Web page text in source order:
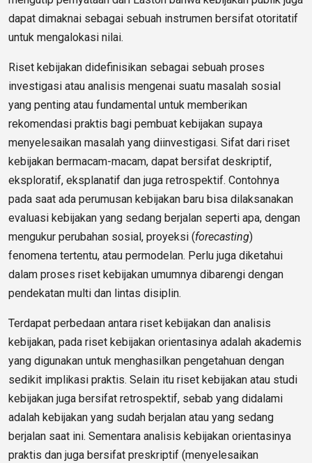
dapat dimaknai sebagai sebuah instrumen bersifat otoritatif
untuk mengalokasi nilai.
Riset kebijakan didefinisikan sebagai sebuah proses
investigasi atau analisis mengenai suatu masalah sosial
yang penting atau fundamental untuk memberikan
rekomendasi praktis bagi pembuat kebijakan supaya
menyelesaikan masalah yang diinvestigasi. Sifat dari riset
kebijakan bermacam-macam, dapat bersifat deskriptif,
eksploratif, eksplanatif dan juga retrospektif. Contohnya
pada saat ada perumusan kebijakan baru bisa dilaksanakan
evaluasi kebijakan yang sedang berjalan seperti apa, dengan
mengukur perubahan sosial, proyeksi (forecasting)
fenomena tertentu, atau permodelan. Perlu juga diketahui
dalam proses riset kebijakan umumnya dibarengi dengan
pendekatan multi dan lintas disiplin.
Terdapat perbedaan antara riset kebijakan dan analisis
kebijakan, pada riset kebijakan orientasinya adalah akademis
yang digunakan untuk menghasilkan pengetahuan dengan
sedikit implikasi praktis. Selain itu riset kebijakan atau studi
kebijakan juga bersifat retrospektif, sebab yang didalami
adalah kebijakan yang sudah berjalan atau yang sedang
berjalan saat ini. Sementara analisis kebijakan orientasinya
praktis dan juga bersifat preskriptif (menyelesaikan